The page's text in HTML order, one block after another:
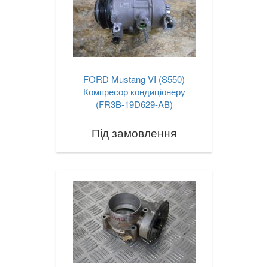
FORD Mustang VI (S550)
Компресор кондиціонеру
(FR3B-19D629-AB)
Під замовлення